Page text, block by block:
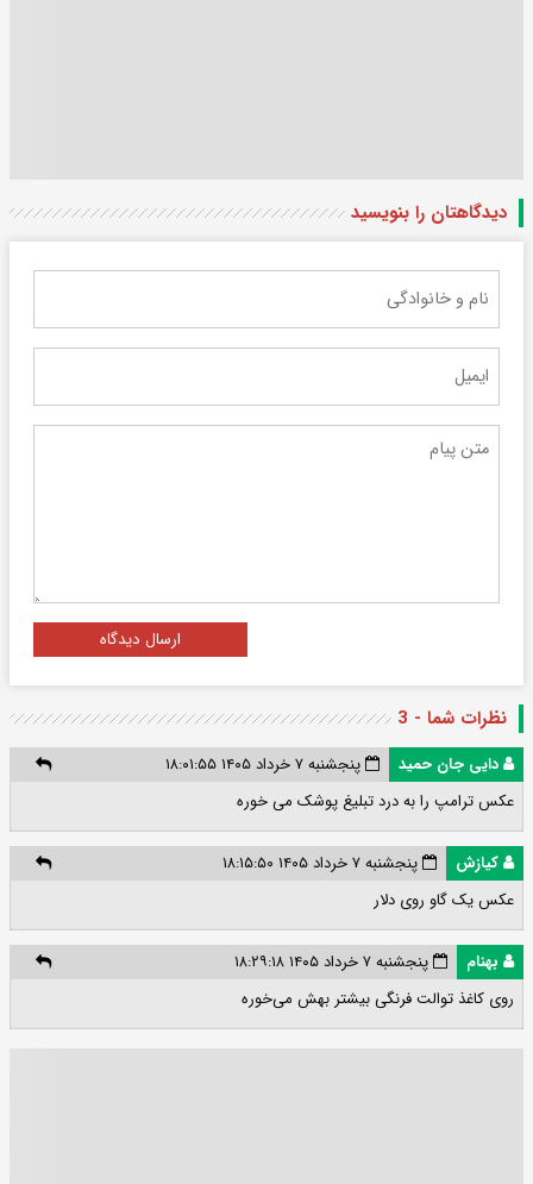
دیدگاهتان را بنویسید
ارسال دیدگاه
نظرات شما - 3
دایی جان حمید
پنجشنبه ۷ خرداد ۱۴۰۵ ۱۸:۰۱:۵۵
عکس ترامپ را به درد تبلیغ پوشک می خوره
کیازش
پنجشنبه ۷ خرداد ۱۴۰۵ ۱۸:۱۵:۵۰
عکس یک گاو روی دلار
بهنام
پنجشنبه ۷ خرداد ۱۴۰۵ ۱۸:۲۹:۱۸
روی کاغذ توالت فرنگی بیشتر بهش می‌خوره